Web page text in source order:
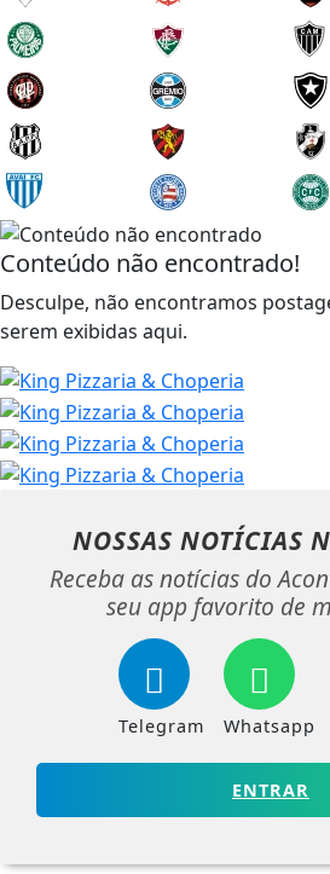
Conteúdo não encontrado!
Desculpe, não encontramos
serem exibidas aqui.
NOSSAS NOTÍCIAS
Receba as notícias do
seu app favorito de
Telegram Whatsapp
ENTRAR